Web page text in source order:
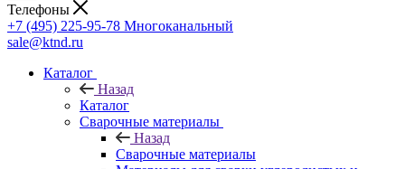
Телефоны
+7 (495) 225-95-78 Многоканальный
sale@ktnd.ru
Каталог
Назад
Каталог
Сварочные материалы
Назад
Сварочные материалы